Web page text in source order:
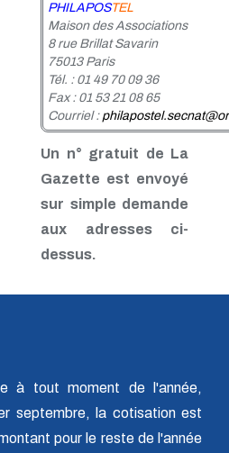
PHILAPOSTEL
Maison des Associations
8 rue Brillat Savarin
75013 Paris
Tél. : 01 49 70 09 36
Fax : 01 53 21 08 65
Courriel :
Un n° gratuit de La
Gazette est envoyé
sur simple demande
aux adresses ci-
dessus.
à tout moment de l'année,
septembre, la cotisation est
pour le reste de l'année